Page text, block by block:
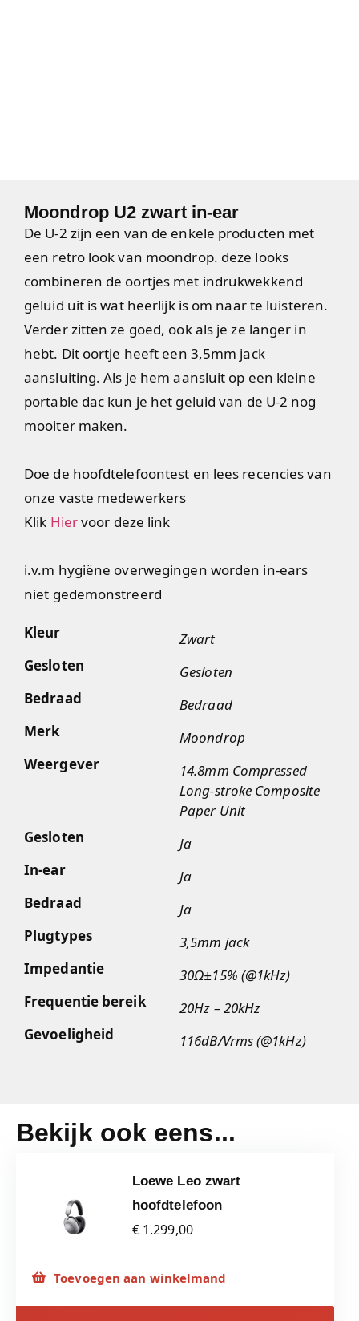
Moondrop U2 zwart in-ear
De U-2 zijn een van de enkele producten met
een retro look van moondrop. deze looks
combineren de oortjes met indrukwekkend
geluid uit is wat heerlijk is om naar te luisteren.
Verder zitten ze goed, ook als je ze langer in
hebt. Dit oortje heeft een 3,5mm jack
aansluiting. Als je hem aansluit op een kleine
portable dac kun je het geluid van de U-2 nog
mooiter maken.
Doe de hoofdtelefoontest en lees recencies van
onze vaste medewerkers
Klik Hiervoor deze link
i.v.m hygiëne overwegingen worden in-ears
niet gedemonstreerd
Kleur
Zwart
Gesloten
Gesloten
Bedraad
Bedraad
Merk
Moondrop
Weergever
14.8mm Compressed
Long-stroke Composite
Paper Unit
Gesloten
Ja
In-ear
Ja
Bedraad
Ja
Plugtypes
3,5mm jack
Impedantie
30Ω±15% (@1kHz)
Frequentie bereik
20Hz – 20kHz
Gevoeligheid
116dB/Vrms (@1kHz)
Bekijk ook eens...
Loewe Leo zwart
hoofdtelefoon
€ 1.299,00
Toevoegen aan winkelmand